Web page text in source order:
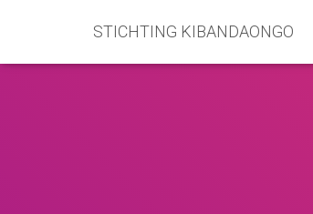
STICHTING KIBANDAONGO